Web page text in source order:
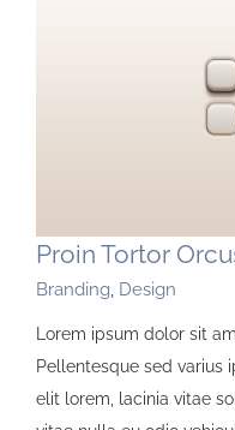
Proin Tortor
Branding, Design
Lorem ipsum dolor sit
Pellentesque sed varius
elit lorem, lacinia vitae